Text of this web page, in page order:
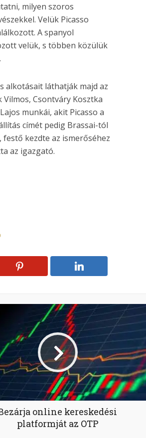
milyen szoros
Velük Picasso
A spanyol
velük, s többen közülük
alkotásait láthatják majd az
Csontváry Kosztka
munkái, akit Picasso a
címét pedig Brassai-tól
kezdte az ismerőséhez
az igazgató.
online kereskedési
platformját az OTP